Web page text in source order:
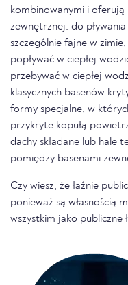
kombinowanymi i oferują
zewnętrznej. do
szczególnie fajne w
popływać w ciepłej
przebywać w ciepłej
klasycznych basenów
formy specjalne, w
przykryte kopułą
dachy składane lub hale
pomiędzy basenami
Czy wiesz, że łaźnie
ponieważ są własnością
wszystkim jako publiczne